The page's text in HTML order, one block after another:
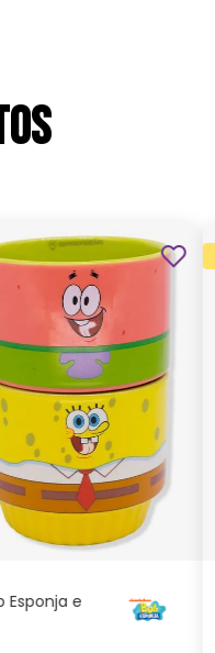
Esponja e
AO
CARRINHO